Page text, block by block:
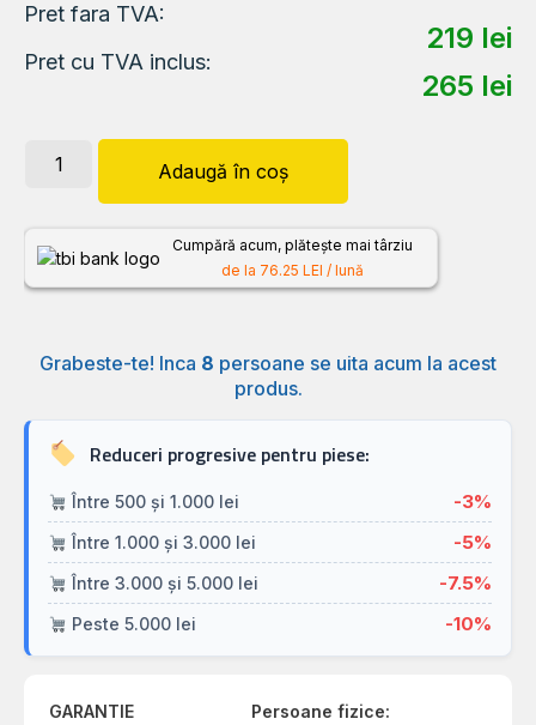
Pret fara TVA:
219 lei
Pret cu TVA inclus:
265 lei
Adaugă în coș
Cumpără acum, plătește mai târziu
de la 76.25 LEI / lună
Grabeste-te! Inca 8 persoane se uita acum la acest
produs.
Reduceri progresive pentru piese:
Între 500 și 1.000 lei -3%
Între 1.000 și 3.000 lei -5%
Între 3.000 și 5.000 lei -7.5%
Peste 5.000 lei -10%
GARANTIE
Persoane fizice: